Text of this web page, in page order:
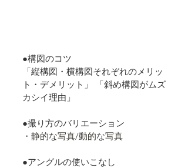
●構図のコツ
「縦構図・横構図それぞれのメリッ
ト・デメリット」 「斜め構図がムズ
カシイ理由」
●撮り方のバリエーション
・静的な写真/動的な写真
●アングルの使いこなし